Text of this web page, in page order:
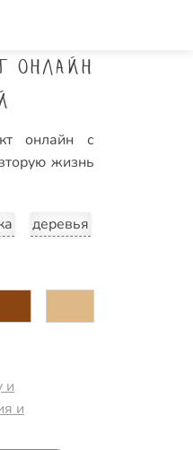
онлайн
онлайн с
жизнь
деревья
и
и